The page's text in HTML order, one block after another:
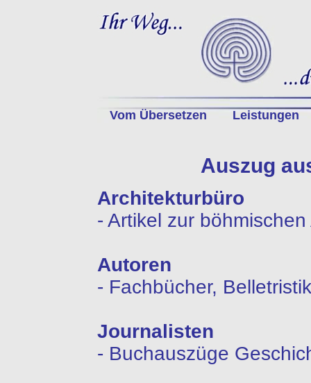
Vom Übersetzen Leistungen
Auszug
Architekturbüro
- Artikel zur
Autoren
- Fachbücher, Belletristik
Journalisten
- Buchauszüge